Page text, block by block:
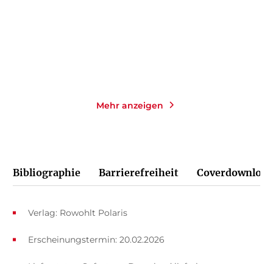
Mehr anzeigen
Bibliographie Barrierefreiheit Coverdownload
Verlag: Rowohlt Polaris
Erscheinungstermin: 20.02.2026